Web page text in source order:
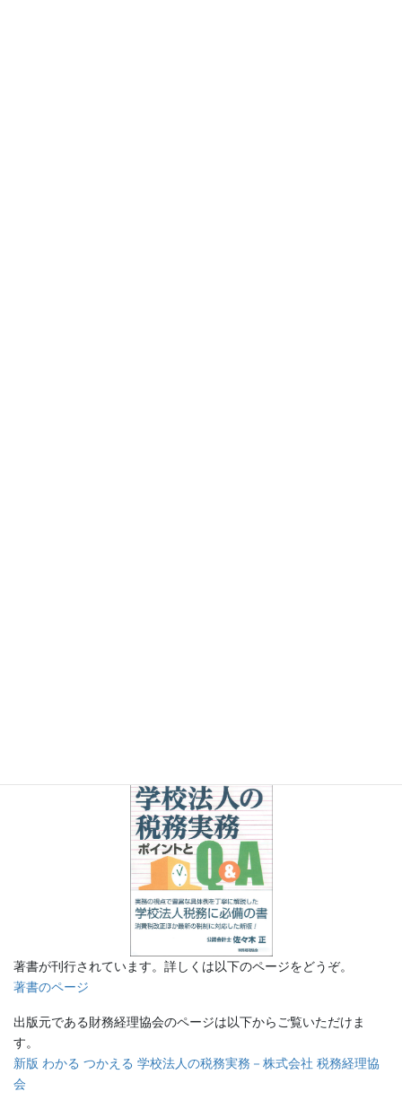
著書が刊行されています。詳しくは以下のページをどうぞ。
著書のページ
出版元である財務経理協会のページは以下からご覧いただけま
す。
新版 わかる つかえる 学校法人の税務実務－株式会社 税務経理協
会